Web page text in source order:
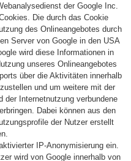
der Google Inc.
Die durch das Cookie
des Onlineangebotes durch
Server von Google in den USA
wird diese Informationen in
unseres Onlineangebotes
über die Aktivitäten innerhalb
und um weitere mit der
der Internetnutzung verbundene
Dabei können aus den
der Nutzer erstellt
IP-Anonymisierung ein.
wird von Google innerhalb von